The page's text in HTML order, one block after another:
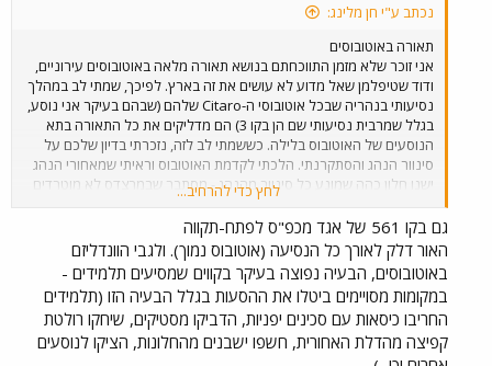
נכתב ע"י חן מלינג:
תאורה באוטובוסים
אני זוכר שלא מזמן התווכחתם בנושא תאורה מלאה באוטובוסים עירוניים,
ודוד שטיפלמן שאל מדוע לא עושים את זה בארץ. לפיכך, שמתי לב במהלך
נסיעותי בנהריה שבכל אוטובוסי ה-Citaro שלהם (שבהם בעיקר אני נוסע,
בגלל שמרבית נסיעותי שם הן בקו 3) הם מדליקים את כל התאורה בתא
הנוסעים של האוטובוס בלילה. כששמתי לב לזה, נזכרתי בדיון שלכם על
סינוור הנהג והסתקרנתי. הלכתי לקדמת האוטובוס וראיתי שמאחורי הנהג
ישנו חלון כהה שמונע כל סינוור מהנהג - מסתבר שבמרצדס לא מוטרדים
במיוחד מהאפשרות שהעליתם שהנהג לא יראה חפצים חשודים וכיו"ב.
שאלתי את הנהג אם האור לא מפריע לו, והוא די הופתע משאלתי ואמר
שלא. באותו יום, יותר מאוחר, נסעתי באוטובוס מ.א.ן נמוך רצפה של אגד
בחיפה, וכמובן שהאור לא היה דלוק בחלקו הקדמי ביותר של האוטובוס. יש
למישהו הערות? (שלא סותרות לחלוטין את מה שהוא עצמו אמר בדיון
הקודם בנושא) ועוד הערה - למרות היותם בני כשנה, לפחות חלק
מהאוטובוסים האלו היום מטונפים לחלוטין - הנוער של נהריה לא ריחם
עליהם, ו-'נתיב אקספרס' לא עמדו כנראה בשטף הטינופת ולא טרחו
לנקות. בחיפה, לעומת זאת, נשמרים האוטובוסים במצב נקי למדי כיום
לחץ כדי להרחיב...
גם בקו 561 של אגד מכפ"ס לפתח-תקווה
האור דלק לאורך כל הנסיעה (אוטובוס נמוך). ולגבי הוונדליזם
באוטובוסים, הבעיה נפוצה בעיקר בקווים שמסיעים תלמידים -
במקומות מסויימים ביטלו את ההסעות בגלל הבעיה הזו (תלמידים
החריבו כיסאות עם סכינים יפניות, הדביקו מסטיקים, שיחקו רולטת
קפיצה מהדלת האחורית, חשפו ישבנים מהחלונות, הציקו לנוסעים